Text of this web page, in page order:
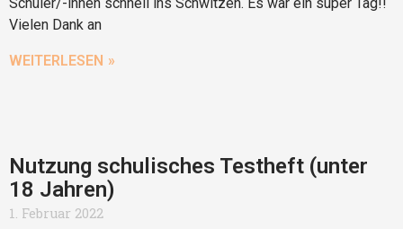
Vielen Dank an
WEITERLESEN »
Nutzung schulisches Testheft (unter
18 Jahren)
1. Februar 2022